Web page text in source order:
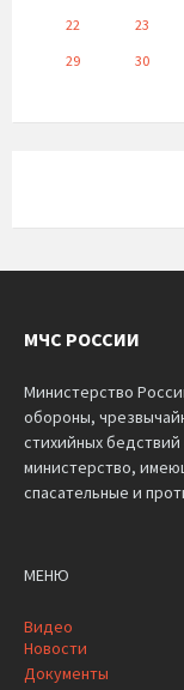
22
23
29
30
МЧС РОССИИ
Министерство
обороны,
стихийных
министерство,
спасательные и
МЕНЮ
Видео
Новости
Документы